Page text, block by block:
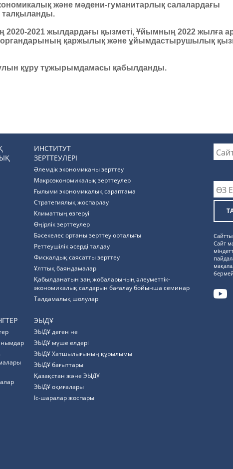
және мәдени-гуманитарлық салалардағы
талқыланды.
2020-2021 жылдардағы қызметі, Ұйымның 2022 жылға
қаржылық және ұйымдастырушылық
құру тұжырымдамасы қабылданды.
ИНСТИТУТ
ЗЕРТТЕУЛЕРІ
Әлемдік экономиканы зерттеу
Макроэкономикалық зерттеулер
Ғылыми экономикалық сараптама
Стратегиялық жоспарлау
Климаттың өзгеруі
Өңірлік зерттеулер
Бәсекелес ортаны зерттеу орталығы
Реттеушілік әсерді талдау
Фискалдық саясатты зерттеу
Ұлттық баяндамалар
Қабылданатын заң жобаларының әлеуметтік-
экономикалық салдарын бағалау бойынша семинар
Талдамалық шолулар
ЭЫДҰ
ЭЫДҰ деген не
ЭЫДҰ мүше елдері
ЭЫДҰ Хатшылығының құрылымы
ЭЫДҰ бағыттары
Қазақстан және ЭЫДҰ
ЭЫДҰ оқиғалары
Іс-шаралар жоспары
Сайт